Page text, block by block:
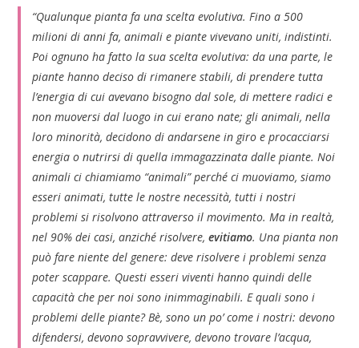
“Qualunque pianta fa una scelta evolutiva. Fino a 500
milioni di anni fa, animali e piante vivevano uniti, indistinti.
Poi ognuno ha fatto la sua scelta evolutiva: da una parte, le
piante hanno deciso di rimanere stabili, di prendere tutta
l’energia di cui avevano bisogno dal sole, di mettere radici e
non muoversi dal luogo in cui erano nate; gli animali, nella
loro minorità, decidono di andarsene in giro e procacciarsi
energia o nutrirsi di quella immagazzinata dalle piante. Noi
animali ci chiamiamo “animali” perché ci muoviamo, siamo
esseri animati, tutte le nostre necessità, tutti i nostri
problemi si risolvono attraverso il movimento. Ma in realtà,
nel 90% dei casi, anziché risolvere, evitiamo. Una pianta non
può fare niente del genere: deve risolvere i problemi senza
poter scappare. Questi esseri viventi hanno quindi delle
capacità che per noi sono inimmaginabili. E quali sono i
problemi delle piante? Bè, sono un po’ come i nostri: devono
difendersi, devono sopravvivere, devono trovare l’acqua,